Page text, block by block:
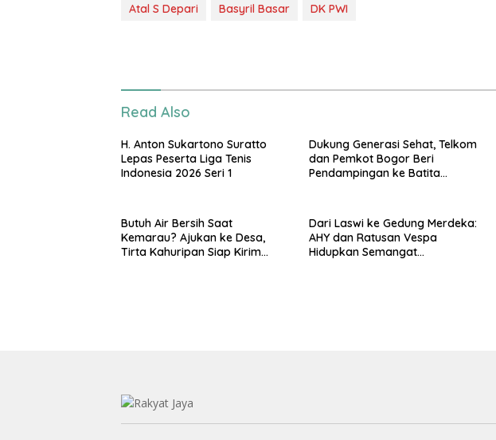
Atal S Depari Basyril Basar DK PWI
Read Also
H. Anton Sukartono Suratto
Lepas Peserta Liga Tenis
Indonesia 2026 Seri 1
Dukung Generasi Sehat, Telkom
dan Pemkot Bogor Beri
Pendampingan ke Batita
Butuh Air Bersih Saat
Kemarau? Ajukan ke Desa,
Tirta Kahuripan Siap Kirim
Dari Laswi ke Gedung Merdeka:
AHY dan Ratusan Vespa
Hidupkan Semangat